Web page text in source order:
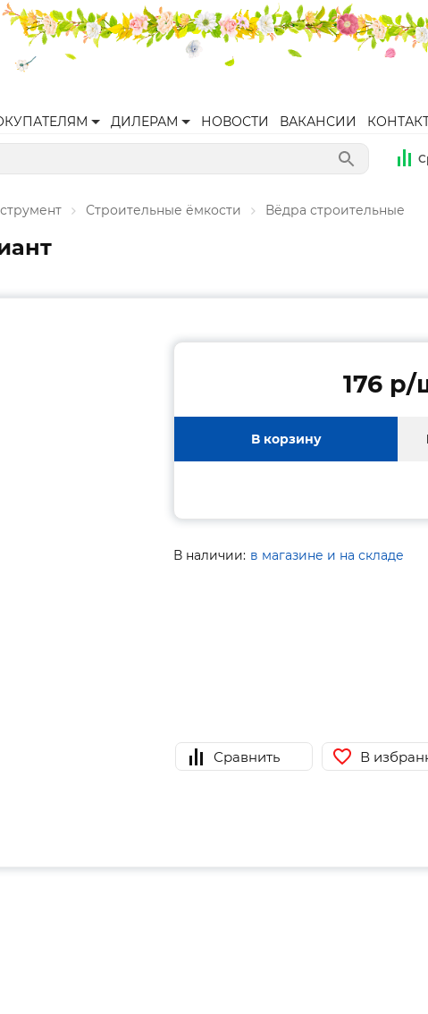
ДИЛЕРАМ НОВОСТИ ВАКАНСИИ
Строительные ёмкости Вёдра строительные
176 p/
В корзину
В наличии: в магазине и на складе
Сравнить В